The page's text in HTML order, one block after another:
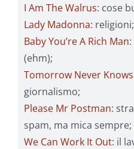
I Am The Walrus: cose
Lady Madonna: religioni;
Baby You’re A Rich Man
(ehm);
Tomorrow Never Knows
giornalismo;
Please Mr Postman:
spam, ma mica sempre;
We Can Work It Out: il